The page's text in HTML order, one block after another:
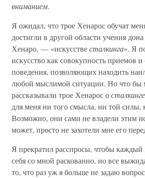
вниманием.
Я ожидал, что трое Хенарос обучат
достигли в другой области учения
Хенаро, — «искусствесталкинга». Я
искусство как совокупность приемов и
поведения, позволяющих находить
любой мыслимой ситуации. Но что бы
рассказывали трое Хенарос осталкинге
для меня ни того смысла, ни той силы,
Возможно, они сами не владели этим
может, просто не захотели мне его
Я прекратил расспросы, чтобы каждый
себя со мной раскованно, но все
то, что раз уж я больше не задаю